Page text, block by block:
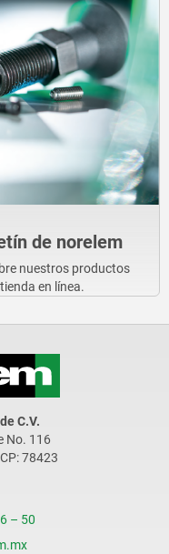
de norelem
nuestros productos
en línea.
C.V.
No. 116
78423
– 50